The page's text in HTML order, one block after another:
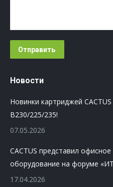
Отправить
Новости
Новинки картриджей
B230/225/235!
07.05.2026
CACTUS представил
оборудование на форуме
17.04.2026